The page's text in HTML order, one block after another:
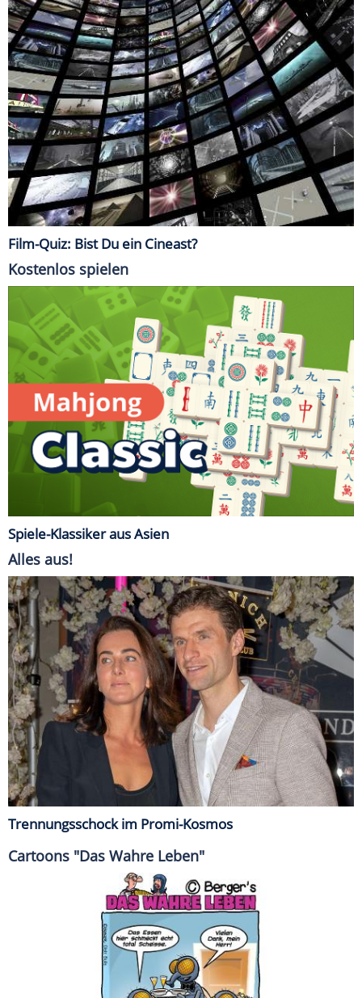
Film-Quiz: Bist Du ein Cineast?
Kostenlos spielen
Spiele-Klassiker aus Asien
Alles aus!
Trennungsschock im Promi-Kosmos
Cartoons "Das Wahre Leben"